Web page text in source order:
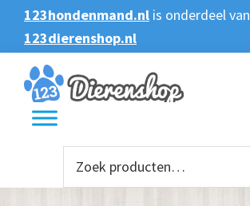
Spring
naar
de
hoofdnavigatie
Door
naar
de
hoofd
inhoud
Spring
naar
de
voettekst
123hondenmand.nl is onderdeel van
123dierenshop.nl
Zoeken
Zoeken
naar: